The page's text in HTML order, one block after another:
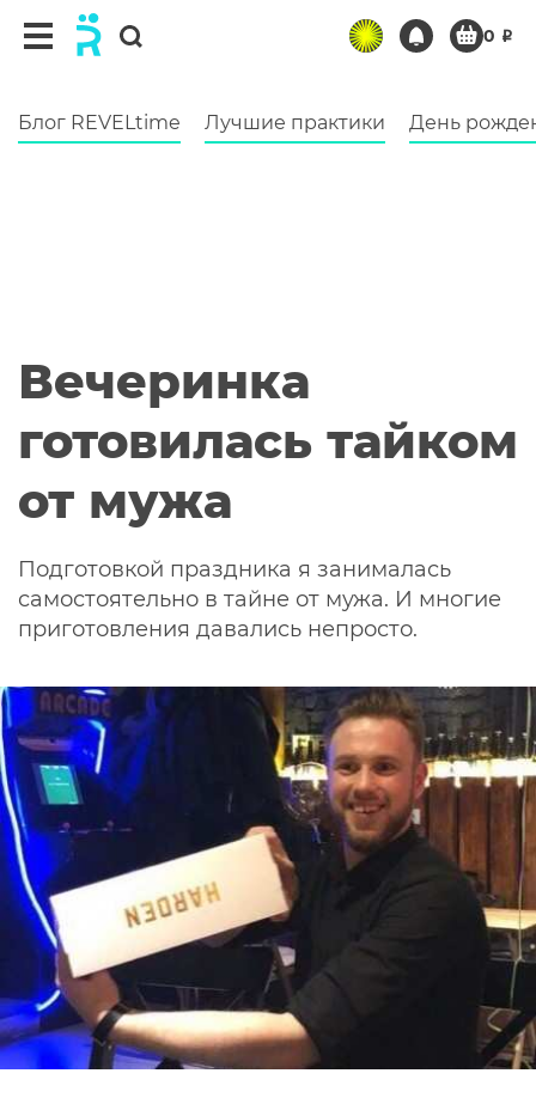
Блог REVELtime Лучшие практики День
Вечеринка
готовилась тайком
от мужа
Подготовкой праздника я занималась
самостоятельно в тайне от мужа. И многие
приготовления давались непросто.